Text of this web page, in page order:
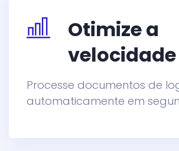
Otimize a
velocidade
Processe documentos de
automaticamente em